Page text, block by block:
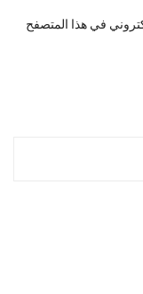
في هذا المتصفح